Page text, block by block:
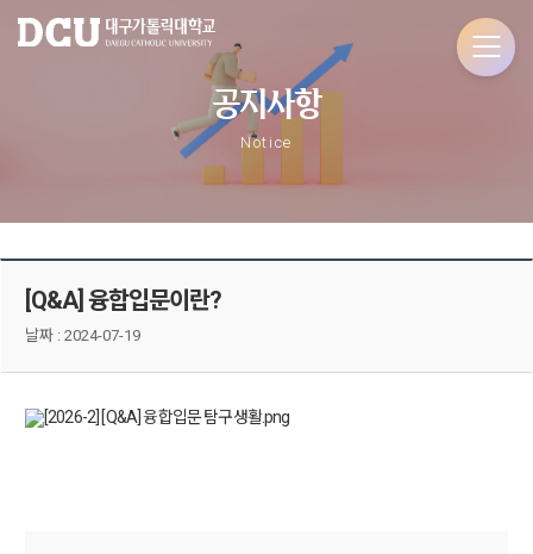
공지사항
Notice
[Q&A] 융합입문이란?
날짜 : 2024-07-19